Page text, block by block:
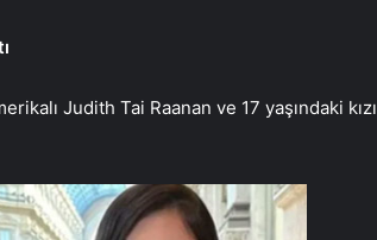
Judith Tai Raanan ve 17 yaşındaki kızı